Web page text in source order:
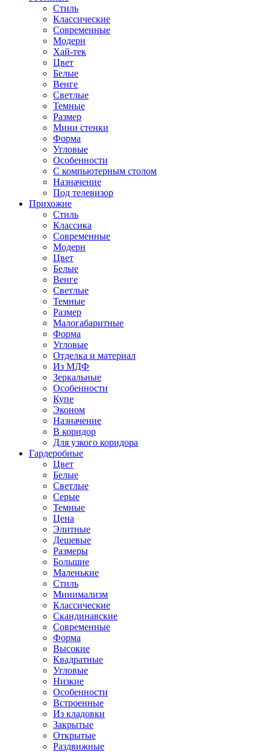
Стиль
Классические
Современные
Модерн
Хай-тек
Цвет
Белые
Венге
Светлые
Темные
Размер
Мини стенки
Форма
Угловые
Особенности
С компьютерным столом
Назначение
Под телевизор
Прихожие
Стиль
Классика
Современные
Модерн
Цвет
Белые
Венге
Светлые
Темные
Размер
Малогабаритные
Форма
Угловые
Отделка и материал
Из МДФ
Зеркальные
Особенности
Купе
Эконом
Назначение
В коридор
Для узкого коридора
Гардеробные
Цвет
Белые
Светлые
Серые
Темные
Цена
Элитные
Дешевые
Размеры
Большие
Маленькие
Стиль
Минимализм
Классические
Скандинавские
Современные
Форма
Высокие
Квадратные
Угловые
Низкие
Особенности
Встроенные
Из кладовки
Закрытые
Открытые
Раздвижные